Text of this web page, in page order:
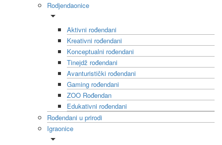
Rodjendaonice
Aktivni rođendani
Kreativni rođendani
Konceptualni rođendani
Tinejdž rođendani
Avanturistički rođendani
Gaming rođendani
ZOO Rođendan
Edukativni rođendani
Rođendani u prirodi
Igraonice